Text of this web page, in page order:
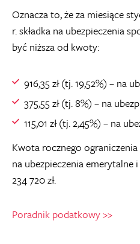
Oznacza to, że za miesiące
r. składka na ubezpieczenia
być niższa od kwoty:
916,35 zł (tj. 19,52%) – na
375,55 zł (tj. 8%) – na
115,01 zł (tj. 2,45%) – na
Kwota rocznego
na ubezpieczenia
234 720 zł.
Poradnik podatkowy >>